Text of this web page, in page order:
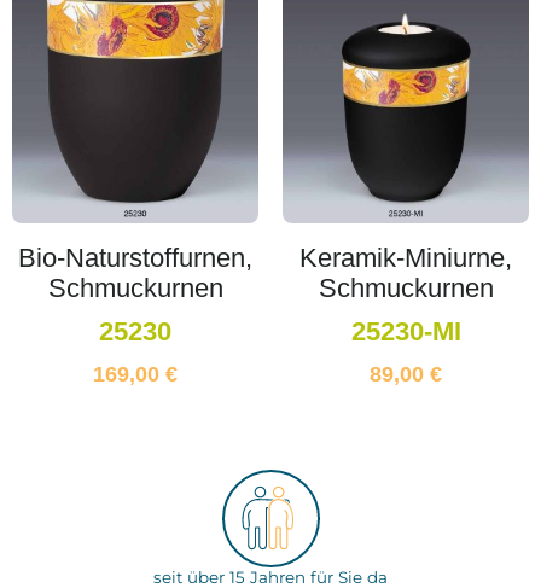
Bio-Naturstoffurnen,
Schmuckurnen
25230
169,00 €
Keramik-Miniurne,
Schmuckurnen
25230-MI
89,00 €
seit über 15 Jahren für Sie da